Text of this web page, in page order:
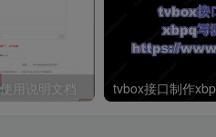
用说明文档 tvbox接口制作